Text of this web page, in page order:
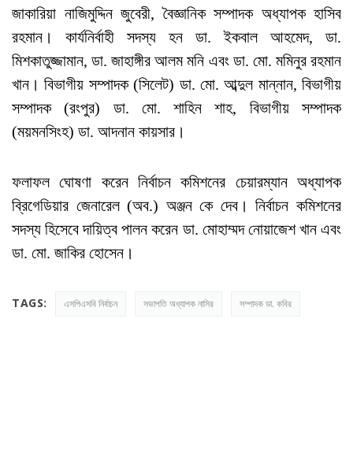
জাকারিয়া নাজিমুদ্দিন জুবেরী, বৈজ্ঞানিক সম্পাদক অধ্যাপক হাসিব
রহমান। কার্যনির্বাহী সদস্য হন ডা. ইকবাল আহমেদ, ডা.
মিশকাতুজ্জামান, ডা. জাহাঙ্গীর আলম মনি এবং ডা. মো. মমিনুর রহমান
খান। বিভাগীয় সম্পাদক (সিলেট) ডা. মো. আব্দুল মান্নান, বিভাগীয়
সম্পাদক (রংপুর) ডা. মো. শাহিন শাহ, বিভাগীয় সম্পাদক
(ময়মনসিংহ) ডা. আদনান কায়সার।
ফলাফল ঘোষণা করেন নির্বাচন কমিশনের চেয়ারম্যান অধ্যাপক
ব্রিগেডিয়ার জেনারেল (অব.) অঞ্জন কে দেব। নির্বাচন কমিশনের
সদস্য হিসেবে দায়িত্ব পালন করেন ডা. মোহাম্মদ নোয়াজেশ খান এবং
ডা. মো. জাকির হোসেন।
TAGS: এসপিএসবি নির্বাচন সভাপতি অধ্যাপক নাসির সম্পাদক ডা. কবির